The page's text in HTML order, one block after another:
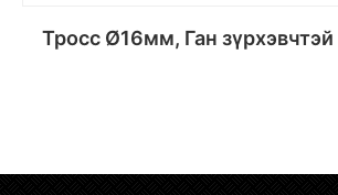
Тросс Ø16мм, Ган